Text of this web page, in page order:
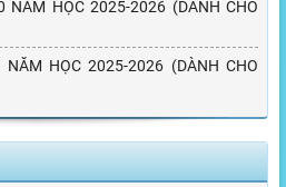
NĂM HỌC 2025-2026 (DÀNH CHO
HỌC 2025-2026 (DÀNH CHO